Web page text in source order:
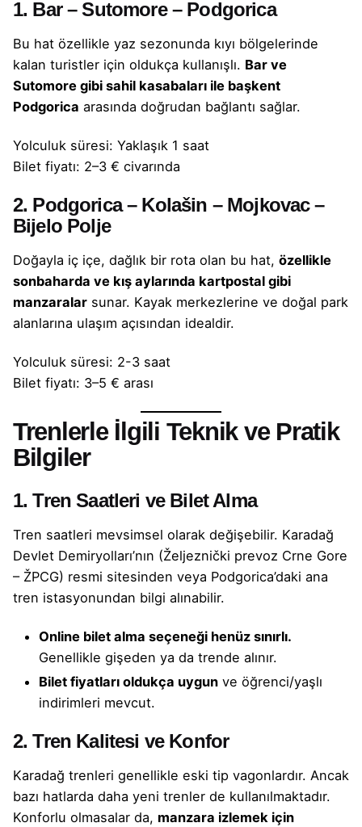
1. Bar – Sutomore – Podgorica
Bu hat özellikle yaz sezonunda kıyı bölgelerinde
kalan turistler için oldukça kullanışlı. Bar ve
Sutomore gibi sahil kasabaları ile başkent
Podgorica arasında doğrudan bağlantı sağlar.
Yolculuk süresi: Yaklaşık 1 saat
Bilet fiyatı: 2–3 € civarında
2. Podgorica – Kolašin – Mojkovac –
Bijelo Polje
Doğayla iç içe, dağlık bir rota olan bu hat, özellikle
sonbaharda ve kış aylarında kartpostal gibi
manzaralar sunar. Kayak merkezlerine ve doğal park
alanlarına ulaşım açısından idealdir.
Yolculuk süresi: 2-3 saat
Bilet fiyatı: 3–5 € arası
Trenlerle İlgili Teknik ve Pratik
Bilgiler
1. Tren Saatleri ve Bilet Alma
Tren saatleri mevsimsel olarak değişebilir. Karadağ
Devlet Demiryolları’nın (Željeznički prevoz Crne Gore
– ŽPCG) resmi sitesinden veya Podgorica’daki ana
tren istasyonundan bilgi alınabilir.
Online bilet alma seçeneği henüz sınırlı.
Genellikle gişeden ya da trende alınır.
Bilet fiyatları oldukça uygun ve öğrenci/yaşlı
indirimleri mevcut.
2. Tren Kalitesi ve Konfor
Karadağ trenleri genellikle eski tip vagonlardır. Ancak
bazı hatlarda daha yeni trenler de kullanılmaktadır.
Konforlu olmasalar da, manzara izlemek için